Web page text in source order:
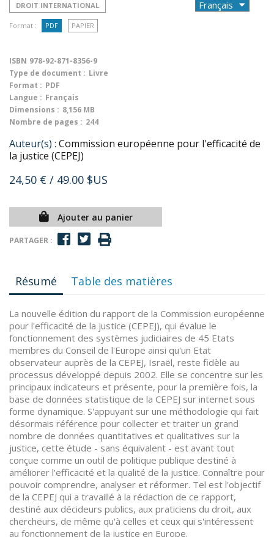
DROIT INTERNATIONAL
Format : PDF PAPIER
ISBN 978-92-871-8356-9
Type de document : Livre
Format : PDF
Langue : Français
Dimensions : 8,156 MB
Nombre de pages : 244
Auteur(s) : Commission européenne pour l'efficacité de
la justice (CEPEJ)
24,50 € / 49.00 $US
Ajouter au panier
PARTAGER :
Résumé Table des matières
La nouvelle édition du rapport de la Commission européenne
pour l'efficacité de la justice (CEPEJ), qui évalue le
fonctionnement des systèmes judiciaires de 45 Etats
membres du Conseil de l'Europe ainsi qu'un Etat
observateur auprès de la CEPEJ, Israël, reste fidèle au
processus développé depuis 2002. Elle se concentre sur les
principaux indicateurs et présente, pour la première fois, la
base de données statistique de la CEPEJ sur internet sous
forme dynamique. S'appuyant sur une méthodologie qui fait
désormais référence pour collecter et traiter un grand
nombre de données quantitatives et qualitatives sur la
justice, cette étude - sans équivalent - est avant tout
conçue comme un outil de politique publique destiné à
améliorer l'efficacité et la qualité de la justice. Connaître pour
pouvoir comprendre, analyser et réformer. Tel est l'objectif
de la CEPEJ qui a travaillé à la rédaction de ce rapport,
destiné aux décideurs publics, aux praticiens du droit, aux
chercheurs, de même qu'à celles et ceux qui s'intéressent
au fonctionnement de la justice en Europe.